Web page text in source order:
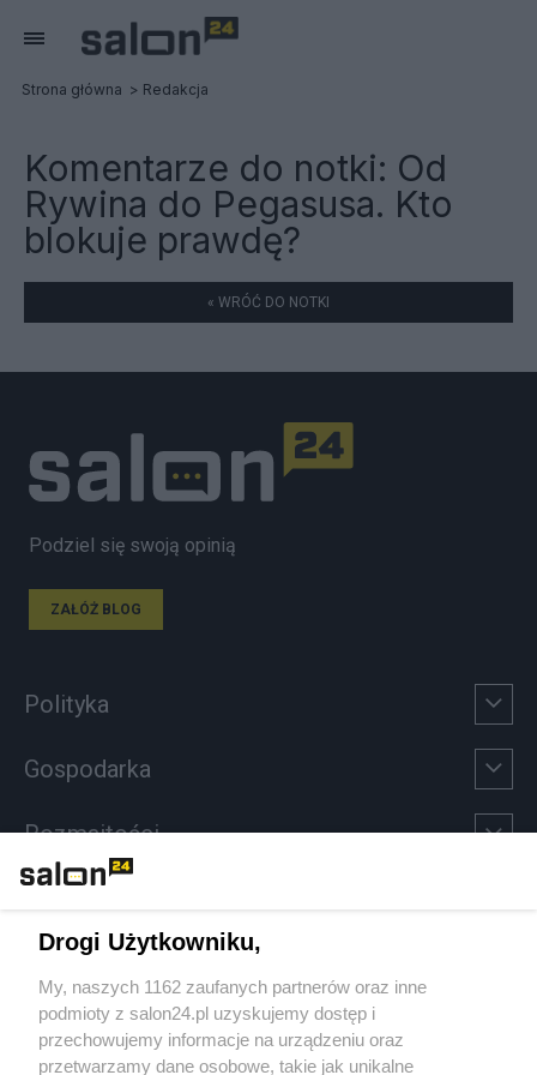
Strona główna Redakcja
Komentarze do notki: Od
Rywina do Pegasusa. Kto
blokuje prawdę?
« WRÓĆ DO NOTKI
Podziel się swoją opinią
ZAŁÓŻ BLOG
Polityka
Gospodarka
Rozmaitości
Sport
Społeczeństwo
Drogi Użytkowniku,
My, naszych 1162 zaufanych partnerów oraz inne
podmioty z salon24.pl uzyskujemy dostęp i
przechowujemy informacje na urządzeniu oraz
przetwarzamy dane osobowe, takie jak unikalne